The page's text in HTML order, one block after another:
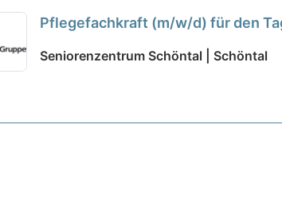
Pflegefachkraft (m/w/d) für den
Seniorenzentrum Schöntal | Schöntal